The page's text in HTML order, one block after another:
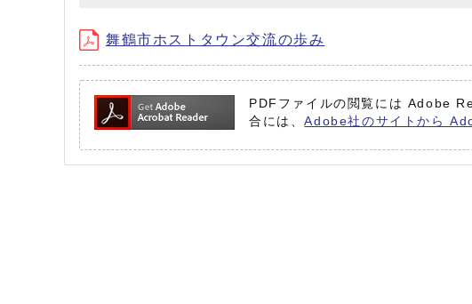
舞鶴市ホストタウン交流の歩み
PDFファイルの閲覧には Adobe
合には、Adobe社のサイトから